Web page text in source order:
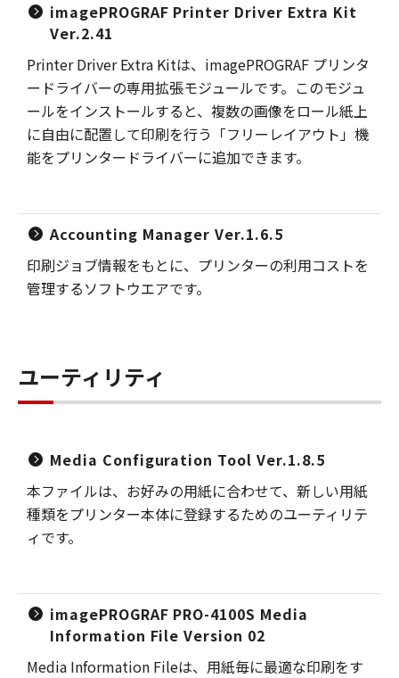
imagePROGRAF Printer Driver Extra Kit
Ver.2.41
Printer Driver Extra Kitは、imagePROGRAF プリンタ
ードライバーの専用拡張モジュールです。このモジュ
ールをインストールすると、複数の画像をロール紙上
に自由に配置して印刷を行う「フリーレイアウト」機
能をプリンタードライバーに追加できます。
Accounting Manager Ver.1.6.5
印刷ジョブ情報をもとに、プリンターの利用コストを
管理するソフトウエアです。
ユーティリティ
Media Configuration Tool Ver.1.8.5
本ファイルは、お好みの用紙に合わせて、新しい用紙
種類をプリンター本体に登録するためのユーティリテ
ィです。
imagePROGRAF PRO-4100S Media
Information File Version 02
Media Information Fileは、用紙毎に最適な印刷をす